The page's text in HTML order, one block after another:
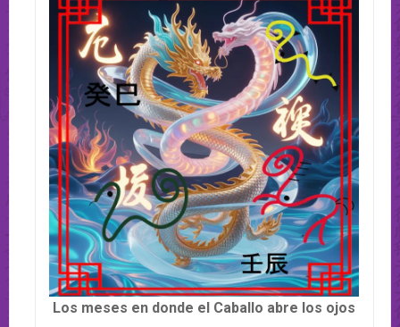
Los meses en donde el Caballo abre los ojos